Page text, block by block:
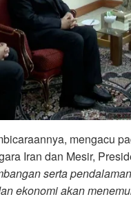
mengacu
Iran dan Mesir,
serta
ekonomi akan